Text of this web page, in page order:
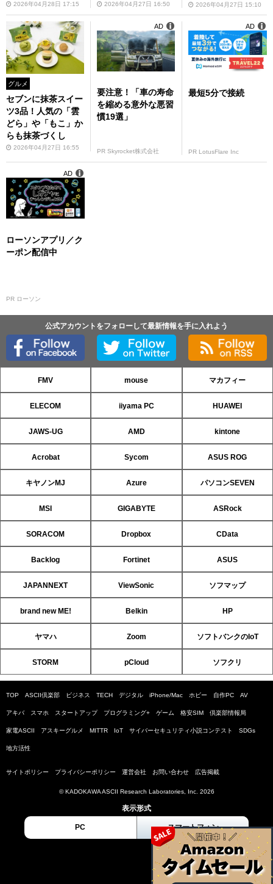
2026年04月28日 17:15 2026年04月27日 16:50 2026年04月27日 15:10
グルメ
セブンに抹茶スイー
ツ3品！人気の「雲
どら」や「もこ」か
らも抹茶づくし
2026年04月27日 16:55
要注意！「車の寿命
を縮める意外な悪習
慣19選」
PR Skyrocket株式会社
AD
最短5分で接続
PR LotusFlare Inc
AD
ローソンアプリ／ク
ーポン配信中
PR ローソン
AD
公式アカウントをフォローして最新情報を手に入れよう
FMV mouse マカフィー
ELECOM iiyama PC HUAWEI
JAWS-UG AMD kintone
Acrobat Sycom ASUS ROG
キヤノンMJ Azure パソコンSEVEN
MSI GIGABYTE ASRock
SORACOM Dropbox CData
Backlog Fortinet ASUS
JAPANNEXT ViewSonic ソフマップ
brand new ME! Belkin HP
ヤマハ Zoom ソフトバンクのIoT
STORM pCloud ソフクリ
TOP ASCII倶楽部 ビジネス TECH デジタル iPhone/Mac ホビー 自作PC AV
アキバ スマホ スタートアップ プログラミング+ ゲーム 格安SIM 倶楽部情報局
家電ASCII アスキーグルメ MITTR IoT サイバーセキュリティ小説コンテスト SDGs
地方活性
サイトポリシー プライバシーポリシー 運営会社 お問い合わせ 広告掲載
© KADOKAWA ASCII Research Laboratories, Inc. 2026
表示形式
PC スマートフォン